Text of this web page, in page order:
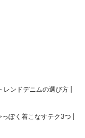
ンドデニムの選び方 |
ぽく着こなすテク3つ |